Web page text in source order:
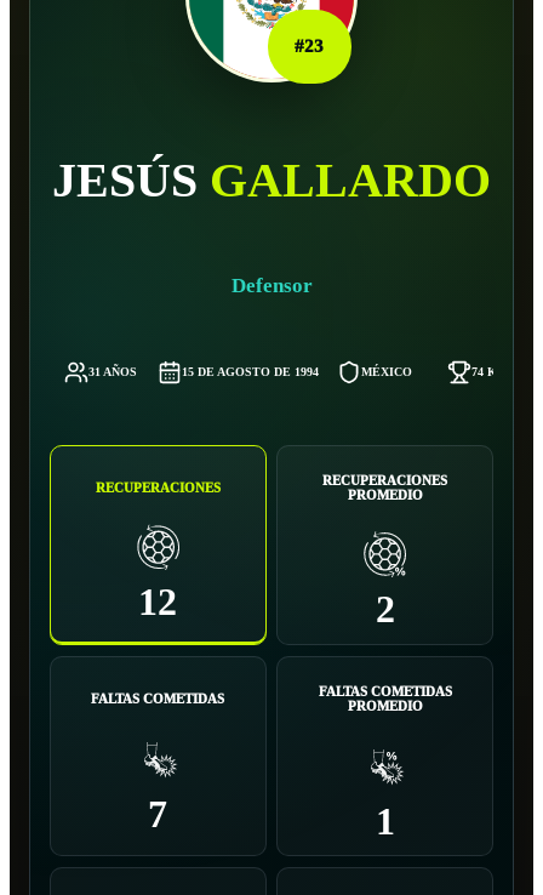
#23
JESÚS GALLARDO
Defensor
31 AÑOS 15 DE AGOSTO DE 1994 MÉXICO 74 KG
RECUPERACIONES
12
RECUPERACIONES
PROMEDIO
2
FALTAS COMETIDAS
7
FALTAS COMETIDAS
PROMEDIO
1